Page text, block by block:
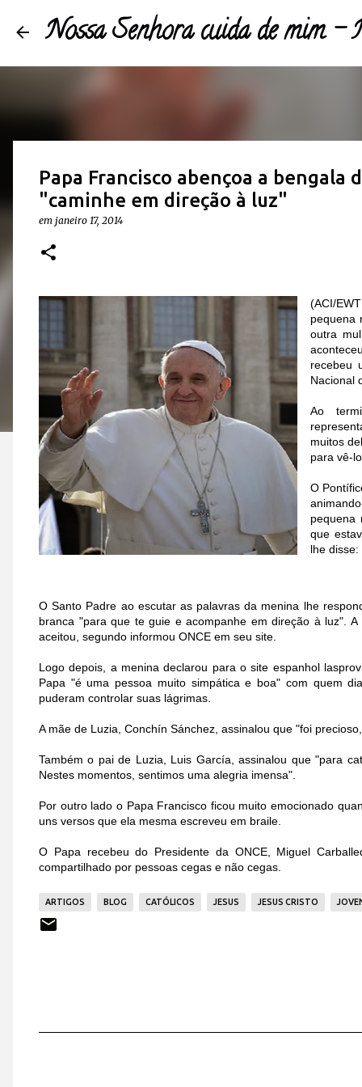
Nossa Senhora cuida de mim -
Papa Francisco abençoa a bengala
"caminhe em direção à luz"
em janeiro 17, 2014
(ACI/
pequena
outra
recebeu
Nacional
Ao
muitos
para vê-
O
pequena
que
lhe
O Santo Padre ao escutar as palavras da menina lhe
branca "para que te guie e acompanhe em direção à luz".
aceitou, segundo informou ONCE em seu site.
Logo depois, a menina declarou para o site espanhol
Papa "é uma pessoa muito simpática e boa" com quem
puderam controlar suas lágrimas.
A mãe de Luzia, Conchín Sánchez, assinalou que "foi
Também o pai de Luzia, Luis García, assinalou que "para
Nestes momentos, sentimos uma alegria imensa".
Por outro lado o Papa Francisco ficou muito emocionado
uns versos que ela mesma escreveu em braile.
O Papa recebeu do Presidente da ONCE, Miguel
compartilhado por pessoas cegas e não cegas.
ARTIGOS BLOG CATÓLICOS JESUS JESUS CRISTO